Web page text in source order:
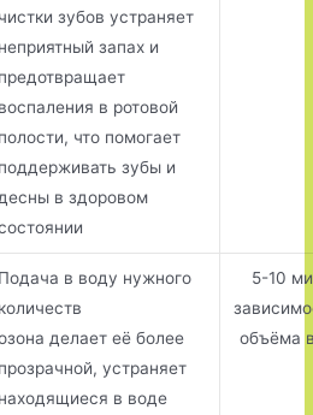
чистки зубов устраняет
неприятный запах и
предотвращает
воспаления в ротовой
полости, что помогает
поддерживать зубы и
десны в здоровом
Подача в воду нужного
количеств
делает её более
прозрачной, устраняет
находящиеся в воде
5-10
объёма